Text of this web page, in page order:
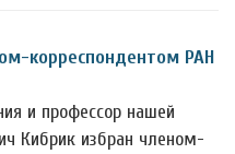
корреспондентом РАН
и профессор нашей
Кибрик избран членом-